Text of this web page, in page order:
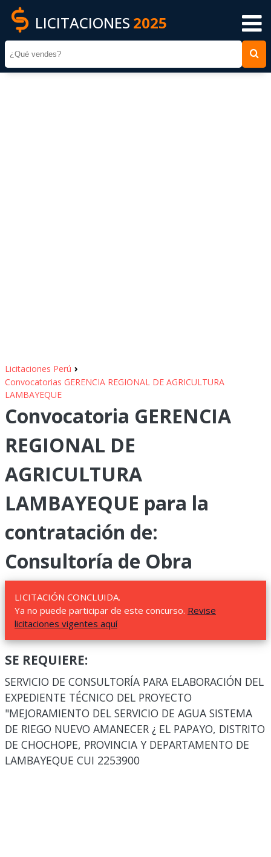
LICITACIONES 2025
Licitaciones Perú ›
Convocatorias GERENCIA REGIONAL DE AGRICULTURA
LAMBAYEQUE
Convocatoria GERENCIA
REGIONAL DE
AGRICULTURA
LAMBAYEQUE para la
contratación de:
Consultoría de Obra
LICITACIÓN CONCLUIDA.
Ya no puede participar de este concurso. Revise
licitaciones vigentes aquí
SE REQUIERE:
SERVICIO DE CONSULTORÍA PARA ELABORACIÓN DEL
EXPEDIENTE TÉCNICO DEL PROYECTO
"MEJORAMIENTO DEL SERVICIO DE AGUA SISTEMA
DE RIEGO NUEVO AMANECER ¿ EL PAPAYO, DISTRITO
DE CHOCHOPE, PROVINCIA Y DEPARTAMENTO DE
LAMBAYEQUE CUI 2253900